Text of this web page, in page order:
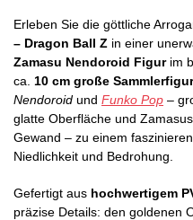
Erleben Sie die göttliche
– Dragon Ball Z in einer
Zamasu Nendoroid Figurim
ca. 10 cm große Sammlerfigur
Nendoroid und Funko Pop –
glatte Oberfläche und
Gewand – zu einem
Niedlichkeit und Bedrohung.
Gefertigt aus hochwertigem
präzise Details: den goldenen